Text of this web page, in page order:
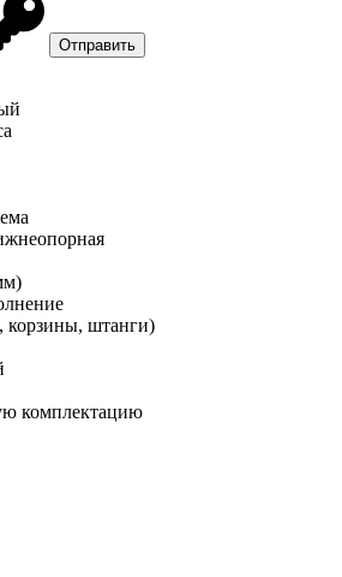
корзины, штанги)
комплектацию